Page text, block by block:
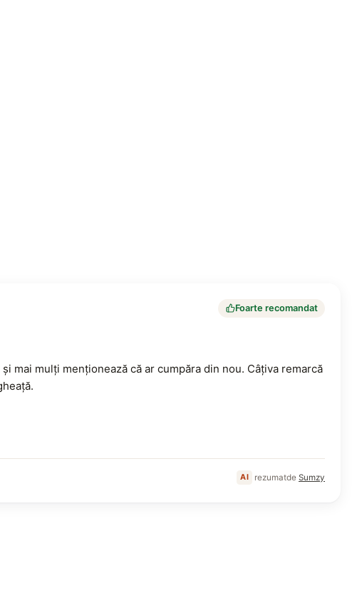
Foarte recomandat
mai mulți menționează că ar cumpăra din nou. Câțiva remarcă
AI Generat de AI
rezumatde Sumzy